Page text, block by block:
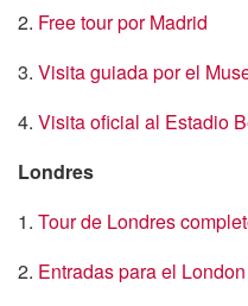
2. Free tour por Madrid
3. Visita guiada por el
4. Visita oficial al Estadio
Londres
1. Tour de Londres
2. Entradas para el